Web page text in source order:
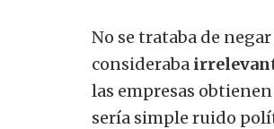
No se trataba de
consideraba
las empresas
sería simple ruido